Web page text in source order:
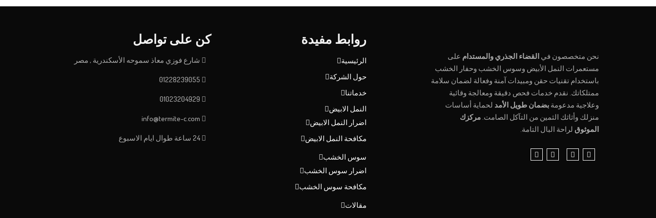
نحن متخصصون في القضاء الجذري والمستدام على
مستعمرات النمل الأبيض وسوس الخشب وحفار الخشب
باستخدام تقنيات حقن ومبيدات آمنة وفعالة لضمان سلامة
ممتلكاتك. نقدم خدمات فحص دقيقة ومعالجة وقائية
وعلاجية مدعومة بضمان طويل الأمد لحماية أساسات
منزلك وأثاثك الثمين من التآكل الصامت. مركزك
الموثوق لراحة البال التامة.
روابط مفيدة
الرئيسية
حول الشركة
خدماتنا
النمل الابيض
اضرار النمل الابيض
مكافحة النمل الابيض
سوس الخشب
اضرار سوس الخشب
مكافحة سوس الخشب
مقالات
كن على تواصل
شارع فوزي معاذ سموحه الأسكندرية , مصر
24 ساعة طوال ايام الاسبوع